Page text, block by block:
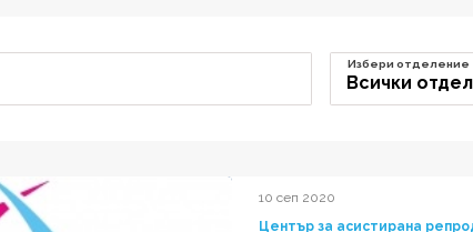
Всички
Избери отделение
10 сеп 2020
Център за асистирана